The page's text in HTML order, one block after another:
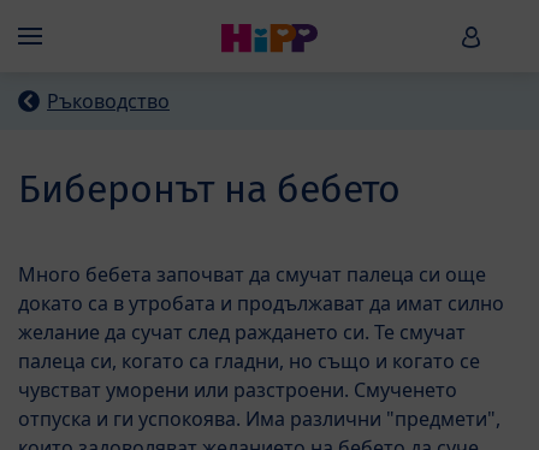
Menü HiPP
Ръководство
Биберонът на бебето
Много бебета започват да смучат палеца си още
докато са в утробата и продължават да имат силно
желание да сучат след раждането си. Те смучат
палеца си, когато са гладни, но също и когато се
чувстват уморени или разстроени. Смученето
отпуска и ги успокоява. Има различни "предмети",